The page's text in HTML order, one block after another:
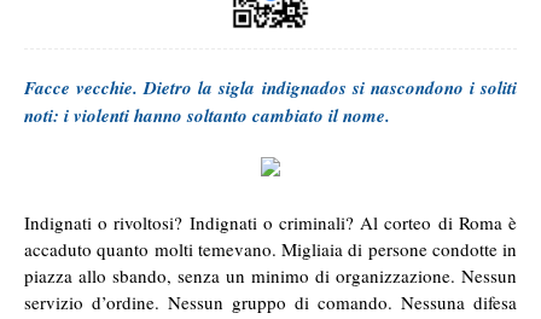
Facce vecchie. Dietro la sigla indignados si nascondono i soliti
noti: i violenti hanno soltanto cambiato il nome.
Indignati o rivoltosi? Indignati o criminali? Al corteo di Roma è
accaduto quanto molti temevano. Migliaia di persone condotte in
piazza allo sbando, senza un minimo di organizzazione. Nessun
servizio d’ordine. Nessun gruppo di comando. Nessuna difesa